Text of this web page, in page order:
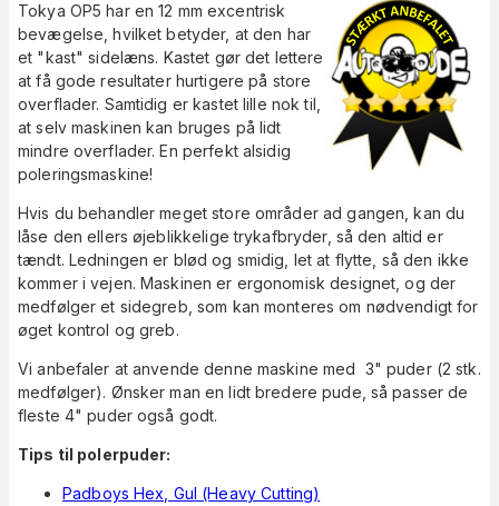
Tokya OP5 har en 12 mm excentrisk
bevægelse, hvilket betyder, at den har
et "kast" sidelæns. Kastet gør det lettere
at få gode resultater hurtigere på store
overflader. Samtidig er kastet lille nok til,
at selv maskinen kan bruges på lidt
mindre overflader. En perfekt alsidig
poleringsmaskine!
Hvis du behandler meget store områder ad gangen, kan du
låse den ellers øjeblikkelige trykafbryder, så den altid er
tændt. Ledningen er blød og smidig, let at flytte, så den ikke
kommer i vejen. Maskinen er ergonomisk designet, og der
medfølger et sidegreb, som kan monteres om nødvendigt for
øget kontrol og greb.
Vi anbefaler at anvende denne maskine med 3" puder (2 stk.
medfølger). Ønsker man en lidt bredere pude, så passer de
fleste 4" puder også godt.
Tips til polerpuder:
Padboys Hex, Gul (Heavy Cutting)